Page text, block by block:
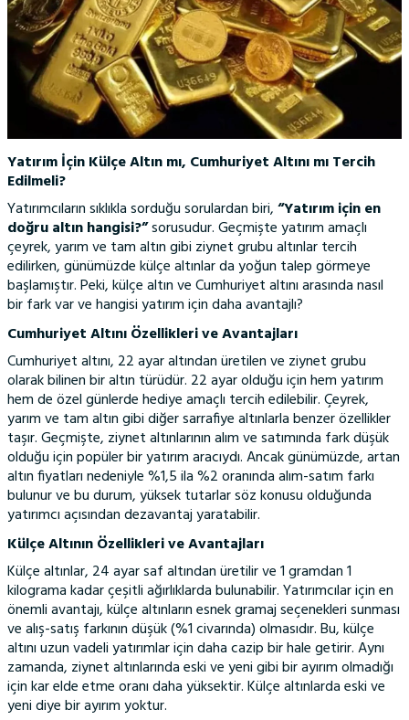
Yatırım İçin Külçe Altın mı, Cumhuriyet Altını mı Tercih
Edilmeli?
Yatırımcıların sıklıkla sorduğu sorulardan biri,“Yatırım için en
doğru altın hangisi?”sorusudur. Geçmişte yatırım amaçlı
çeyrek, yarım ve tam altın gibi ziynet grubu altınlar tercih
edilirken, günümüzde külçe altınlar da yoğun talep görmeye
başlamıştır. Peki, külçe altın ve Cumhuriyet altını arasında nasıl
bir fark var ve hangisi yatırım için daha avantajlı?
Cumhuriyet Altını Özellikleri ve Avantajları
Cumhuriyet altını, 22 ayar altından üretilen ve ziynet grubu
olarak bilinen bir altın türüdür. 22 ayar olduğu için hem yatırım
hem de özel günlerde hediye amaçlı tercih edilebilir. Çeyrek,
yarım ve tam altın gibi diğer sarrafiye altınlarla benzer özellikler
taşır. Geçmişte, ziynet altınlarının alım ve satımında fark düşük
olduğu için popüler bir yatırım aracıydı. Ancak günümüzde, artan
altın fiyatları nedeniyle %1,5 ila %2 oranında alım-satım farkı
bulunur ve bu durum, yüksek tutarlar söz konusu olduğunda
yatırımcı açısından dezavantaj yaratabilir.
Külçe Altının Özellikleri ve Avantajları
Külçe altınlar, 24 ayar saf altından üretilir ve 1 gramdan 1
kilograma kadar çeşitli ağırlıklarda bulunabilir. Yatırımcılar için en
önemli avantajı, külçe altınların esnek gramaj seçenekleri sunması
ve alış-satış farkının düşük (%1 civarında) olmasıdır. Bu, külçe
altını uzun vadeli yatırımlar için daha cazip bir hale getirir. Aynı
zamanda, ziynet altınlarında eski ve yeni gibi bir ayırım olmadığı
için kar elde etme oranı daha yüksektir. Külçe altınlarda eski ve
yeni diye bir ayırım yoktur.